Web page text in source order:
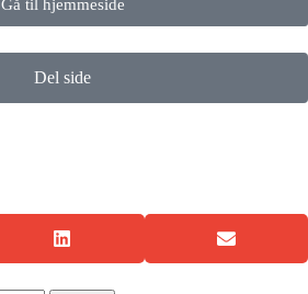
Gå til hjemmeside
Del side